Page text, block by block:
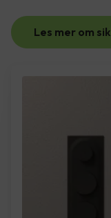
Les mer om